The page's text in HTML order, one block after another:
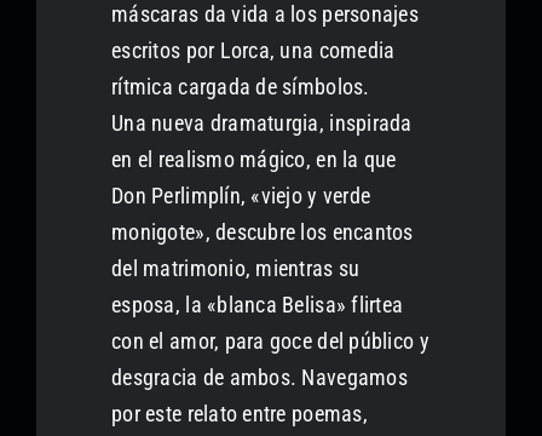
máscaras da vida a los personajes
escritos por Lorca, una comedia
rítmica cargada de símbolos.
Una nueva dramaturgia, inspirada
en el realismo mágico, en la que
Don Perlimplín, «viejo y verde
monigote», descubre los encantos
del matrimonio, mientras su
esposa, la «blanca Belisa» flirtea
con el amor, para goce del público y
desgracia de ambos. Navegamos
por este relato entre poemas,